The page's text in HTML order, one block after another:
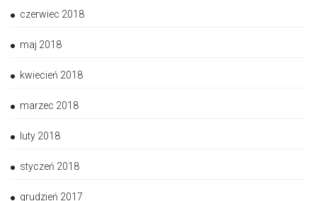
czerwiec 2018
maj 2018
kwiecień 2018
marzec 2018
luty 2018
styczeń 2018
grudzień 2017